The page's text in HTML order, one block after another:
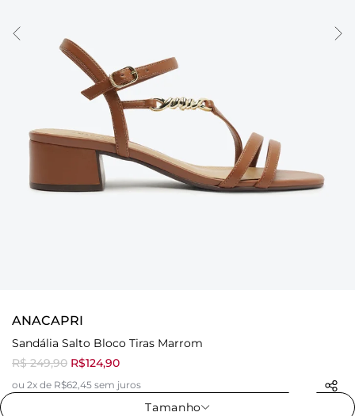
ANACAPRI
Sandália Salto Bloco Tiras Marrom
R$ 249,90 R$124,90
ou 2x de R$62,45 sem juros
Tamanho